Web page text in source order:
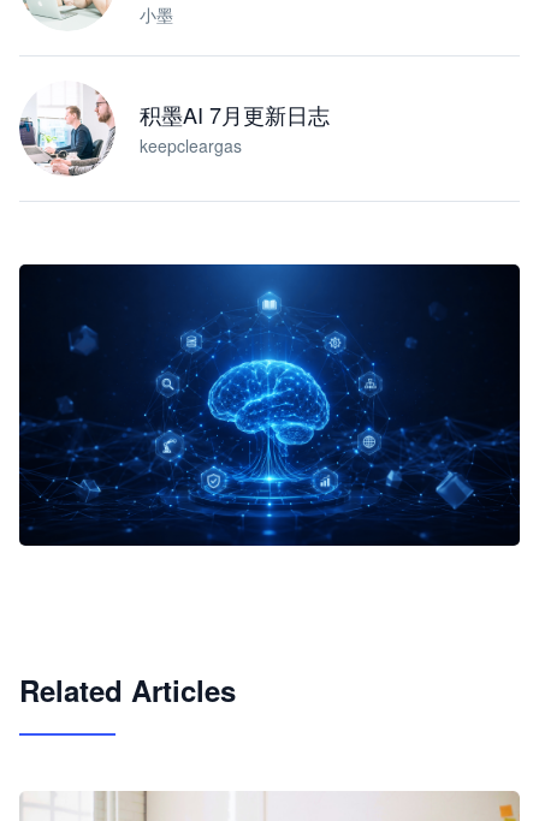
小墨
积墨AI 7月更新日志
keepcleargas
Related Articles